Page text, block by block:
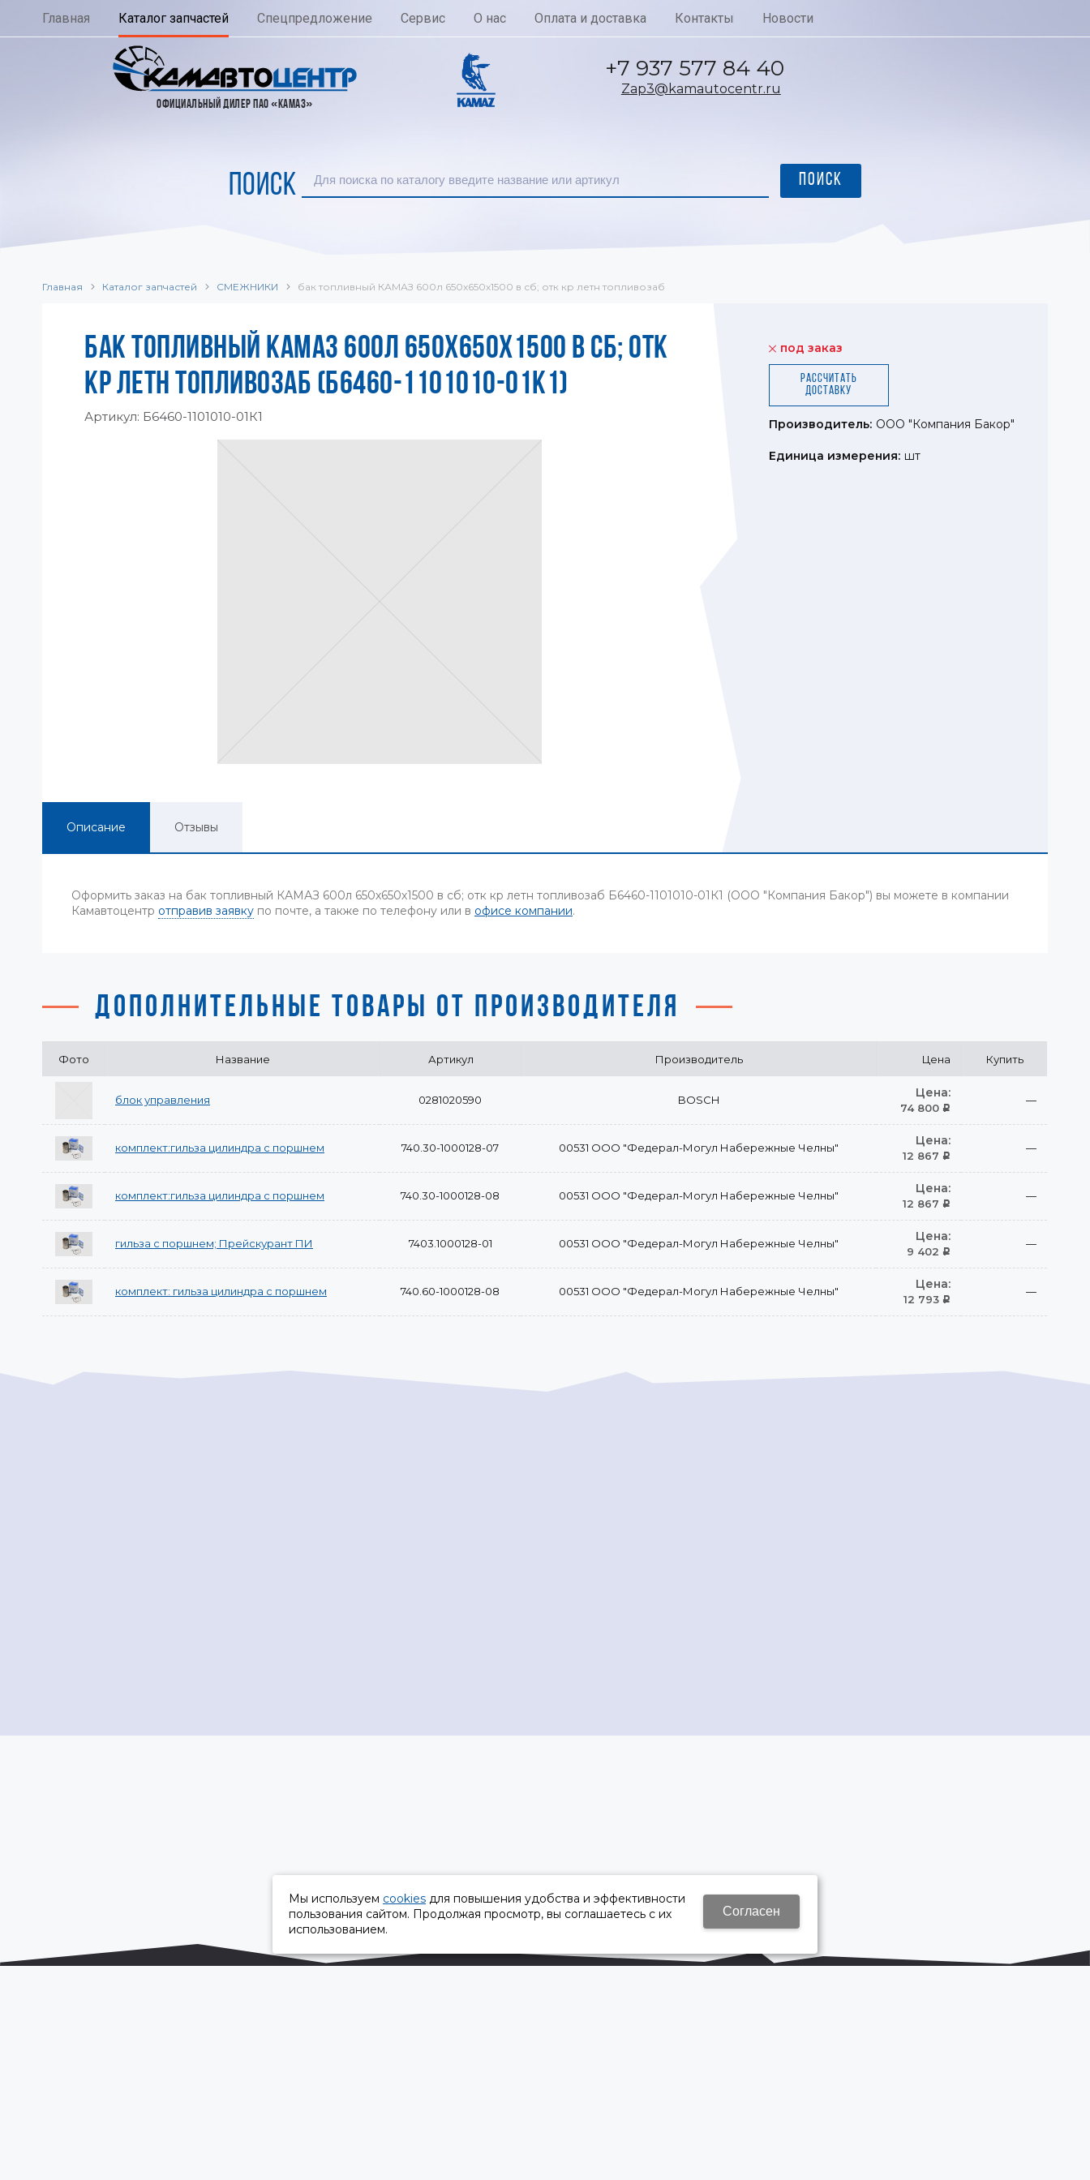
Главная Каталог запчастей Спецпредложение Сервис О нас Оплата и доставка Контакты Новости
ОФИЦИАЛЬНЫЙ ДИЛЕР ПАО «КАМАЗ»
Zap3@kamautocentr.ru
+7 937 577 84 40
ПОИСК
Главная Каталог запчастей СМЕЖНИКИ бак топливный КАМАЗ 600л 650х650х1500 в сб; отк кр летн топливозаб
БАК ТОПЛИВНЫЙ КАМАЗ 600Л 650Х650Х1500 В СБ; ОТК
КР ЛЕТН ТОПЛИВОЗАБ (Б6460-1101010-01К1)
Артикул: Б6460-1101010-01К1
под заказ
Рассчитать
доставку
Производитель: ООО "Компания Бакор"
Единица измерения: шт
Описание Отзывы
Оформить заказ на бак топливный КАМАЗ 600л 650х650х1500 в сб; отк кр летн топливозаб Б6460-1101010-01К1 (ООО "Компания Бакор") вы можете в компании
Камавтоцентр отправив заявку по почте, а также по телефону или в офисе компании.
ДОПОЛНИТЕЛЬНЫЕ ТОВАРЫ ОТ ПРОИЗВОДИТЕЛЯ
Фото Название Артикул Производитель Цена Купить
блок управления 0281020590 BOSCH Цена:
74 800 Р
—
комплект:гильза цилиндра с поршнем 740.30-1000128-07 00531 ООО "Федерал-Могул Набережные Челны" Цена:
12 867 Р
—
комплект:гильза цилиндра с поршнем 740.30-1000128-08 00531 ООО "Федерал-Могул Набережные Челны" Цена:
12 867 Р
—
гильза с поршнем; Прейскурант ПИ 7403.1000128-01 00531 ООО "Федерал-Могул Набережные Челны" Цена:
9 402 Р
—
комплект: гильза цилиндра с поршнем 740.60-1000128-08 00531 ООО "Федерал-Могул Набережные Челны" Цена:
12 793 Р
—
Мы используем cookies для повышения удобства и эффективности
пользования сайтом. Продолжая просмотр, вы соглашаетесь с их
использованием.
Согласен